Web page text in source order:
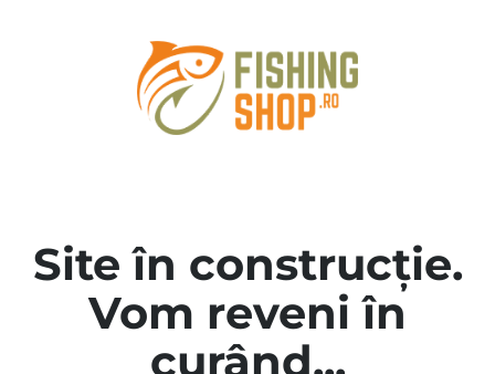
Site în construcție.
Vom reveni în
curând...